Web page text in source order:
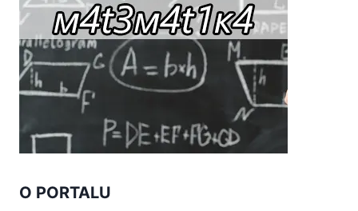
O PORTALU